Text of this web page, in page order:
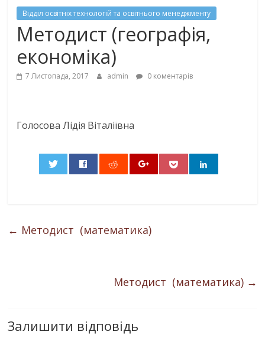
Відділ освітніх технологій та освітнього менеджменту
Методист (географія,
економіка)
7 Листопада, 2017 admin 0 коментарів
Голосова Лідія Віталіївна
← Методист (математика)
Методист (математика) →
Залишити відповідь